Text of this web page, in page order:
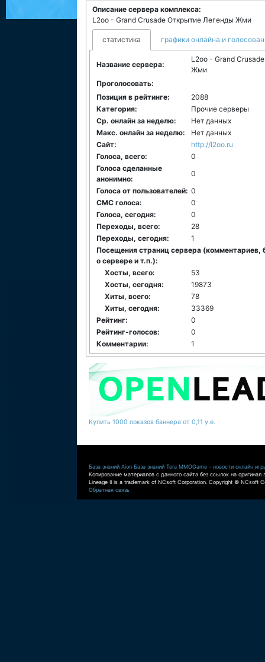
Описание сервера комплекса:
L2oo - Grand Crusade Открытие Легенды Жми
статистика графики онлайна и
Название сервера:
L2oo - Grand
Жми
Проголосовать:
Позиция в рейтинге:
2088
Категория:
Прочие серверы
Ср. онлайн за неделю:
Нет данных
Макс. онлайн за неделю:
Нет данных
Сайт:
http://l2oo.ru
Голоса, всего:
0
Голоса сделанные
анонимно:
0
Голоса от пользователей: 0
СМС голоса:
0
Голоса, сегодня:
0
Переходы, всего:
28
Переходы, сегодня:
1
Посещения страниц сервера (комментариев,
о сервере и т.п.):
Хосты, всего:
53
Хосты, сегодня:
19873
Хиты, всего:
78
Хиты, сегодня:
33369
Рейтинг:
0
Рейтинг-голосов:
0
Комментарии:
1
Купить 1000 показов баннера от 0,11 у.е.
База знаний Aion База знаний Tera MMOGame - новости онлайн
Копирование материалов с данного сайта без ссылок на оригинал
Lineage II is a trademark of NCsoft Corporation. Copyright © NCsoft
Обратная связь